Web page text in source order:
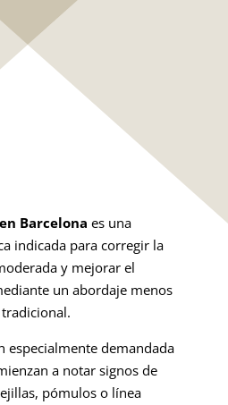
Barcelona es una
indicada para corregir la
y mejorar el
un abordaje menos
especialmente demandada
a notar signos de
pómulos o línea